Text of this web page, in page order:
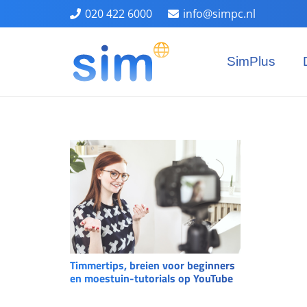
020 422 6000 info@simpc.nl
SimPlus
Timmertips, breien voor beginners
en moestuin-tutorials op YouTube